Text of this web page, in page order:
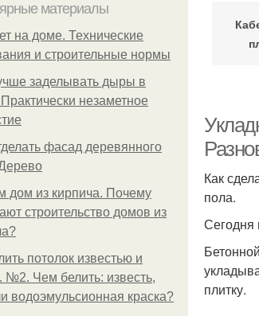
материалы
на доме. Технические
и строительные нормы
заделывать дыры в
незаметное
фасад деревянного
дом из кирпича. Почему
строительство домов из
потолок известью и
№2. Чем белить: известь,
водоэмульсионная краска?
Как
пола.
Сегодня
плитку.